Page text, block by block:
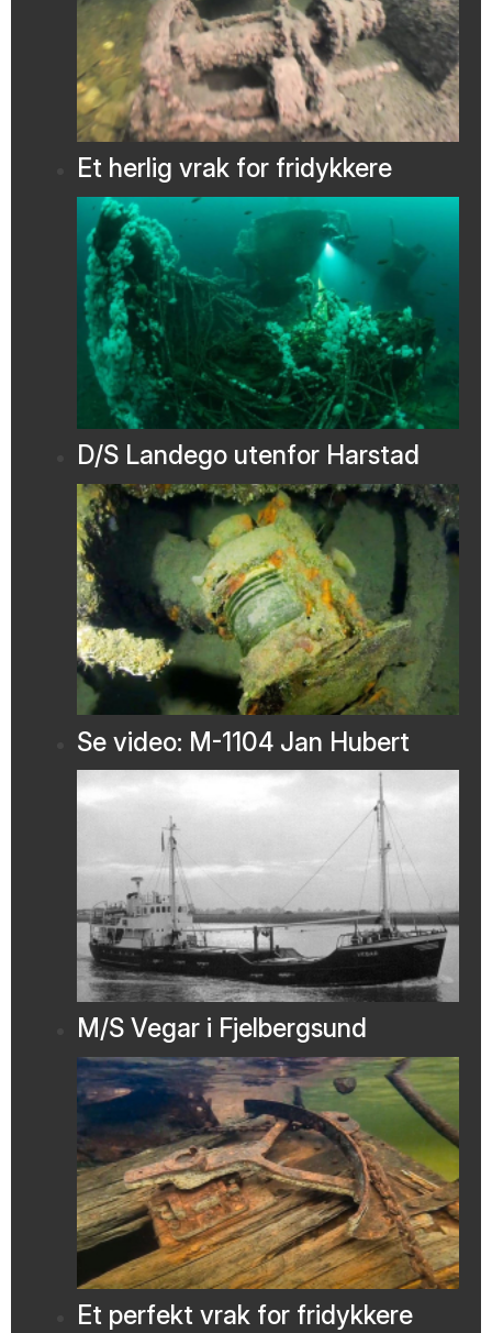
Et herlig vrak for fridykkere
D/S Landego utenfor Harstad
Se video: M-1104 Jan Hubert
M/S Vegar i Fjelbergsund
Et perfekt vrak for fridykkere